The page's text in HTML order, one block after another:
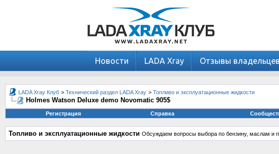
Новости LADA Xray Отзывы владельцев
LADA Xray Клуб > Технический раздел LADA Xray > Топливо и эксплуатационные жидкости
Holmes Watson Deluxe demo Novomatic 905$
Регистрация
Справка
Топливо и эксплуатационные жидкости Обсуждаем вопросы выбора по бензину, маслам и